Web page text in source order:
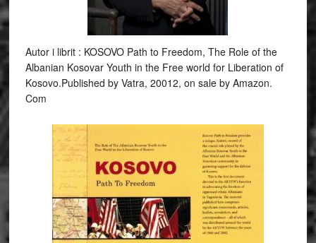
Autor i librit : KOSOVO Path to Freedom, The Role of the
Albanian Kosovar Youth in the Free world for Liberation of
Kosovo.Published by Vatra, 20012, on sale by Amazon.
Com